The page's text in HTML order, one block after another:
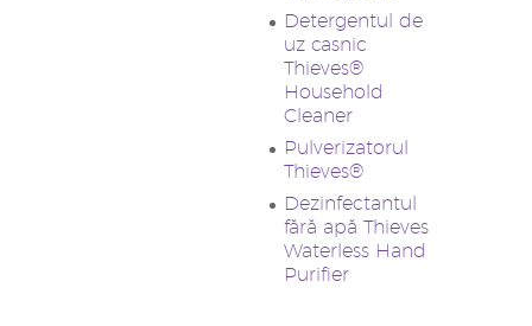
Detergentul de
uz casnic
Thieves®
Household
Cleaner
Pulverizatorul
Thieves®
Dezinfectantul
fără apă Thieves
Waterless Hand
Purifier